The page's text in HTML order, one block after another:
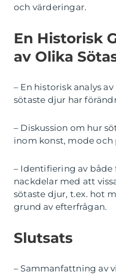
och värderingar.
En Historisk
av Olika
– En historisk analys
sötaste djur har
– Diskussion om hur
inom konst, mode
– Identifiering av både
nackdelar med att
sötaste djur, t.ex. hot
grund av efterfrågan.
Slutsats
– Sammanfattning av